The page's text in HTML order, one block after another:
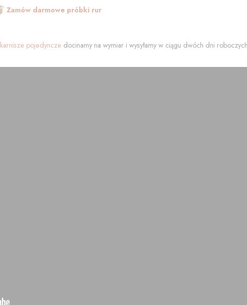
Zamów darmowe próbki rur
karnisze pojedyncze docinamy na wymiar i wysyłamy w ciągu dwóch dni